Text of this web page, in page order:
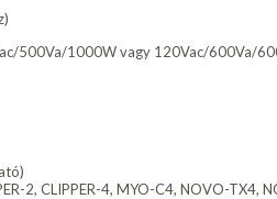
500Va/1000W vagy 120Vac/600Va/
2, CLIPPER-4, MYO-C4, NOVO-TX4,